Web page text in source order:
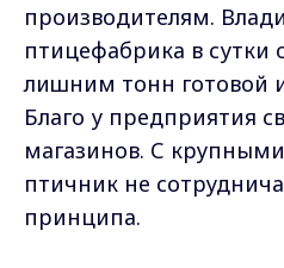
производителям.
птицефабрика в сутки
лишним тонн готовой
Благо у предприятия
магазинов. С
птичник не
принципа.